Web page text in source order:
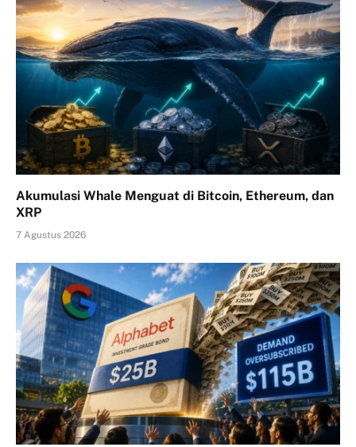
Akumulasi Whale Menguat di Bitcoin, Ethereum, dan
XRP
7 Agustus 2026